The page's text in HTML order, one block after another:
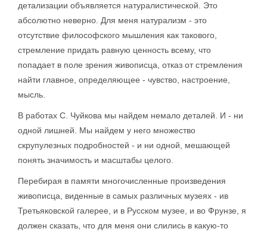
детализации объявляется натуралистической. Это
абсолютно неверно. Для меня натурализм - это
отсутствие философского мышления как такового,
стремление придать равную ценность всему, что
попадает в поле зрения живописца, отказ от стремления
найти главное, определяющее - чувство, настроение,
мысль.
В работах С. Чуйкова мы найдем немало деталей. И - ни
одной лишней. Мы найдем у него множество
скрупулезных подробностей - и ни одной, мешающей
понять значимость и масштабы целого.
Перебирая в памяти многочисленные произведения
живописца, виденные в самых различных музеях - ив
Третьяковской галерее, и в Русском музее, и во Фрунзе, я
должен сказать, что для меня они слились в какую-то